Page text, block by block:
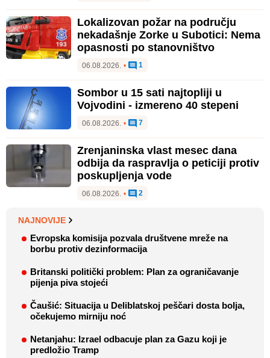
Lokalizovan požar na području
nekadašnje Zorke u Subotici: Nema
opasnosti po stanovništvo
06.08.2026. • 1
Sombor u 15 sati najtopliji u
Vojvodini - izmereno 40 stepeni
06.08.2026. • 7
Zrenjaninska vlast mesec dana
odbija da raspravlja o peticiji protiv
poskupljenja vode
06.08.2026. • 2
NAJNOVIJE
Evropska komisija pozvala društvene mreže na
borbu protiv dezinformacija
Britanski politički problem: Plan za ograničavanje
pijenja piva stojeći
Čaušić: Situacija u Deliblatskoj peščari dosta bolja,
očekujemo mirniju noć
Netanjahu: Izrael odbacuje plan za Gazu koji je
predložio Tramp